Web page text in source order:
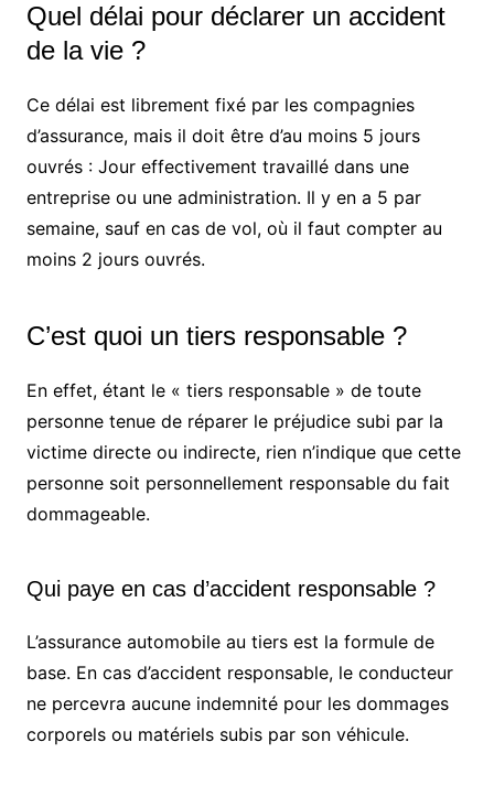
Quel délai pour déclarer un accident
de la vie ?
Ce délai est librement fixé par les compagnies
d’assurance, mais il doit être d’au moins 5 jours
ouvrés : Jour effectivement travaillé dans une
entreprise ou une administration. Il y en a 5 par
semaine, sauf en cas de vol, où il faut compter au
moins 2 jours ouvrés.
C’est quoi un tiers responsable ?
En effet, étant le « tiers responsable » de toute
personne tenue de réparer le préjudice subi par la
victime directe ou indirecte, rien n’indique que cette
personne soit personnellement responsable du fait
dommageable.
Qui paye en cas d’accident responsable ?
L’assurance automobile au tiers est la formule de
base. En cas d’accident responsable, le conducteur
ne percevra aucune indemnité pour les dommages
corporels ou matériels subis par son véhicule.